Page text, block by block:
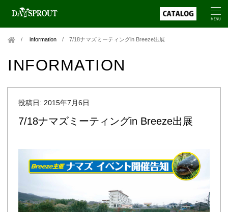
information /7/18ナマズミーティングin Breeze出展
INFORMATION
投稿日: 2015年7月6日
7/18ナマズミーティングin Breeze出展